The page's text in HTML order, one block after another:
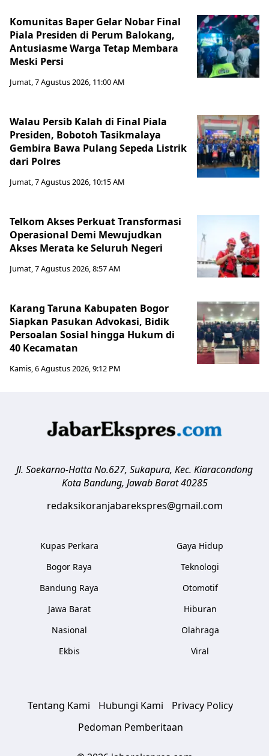
Komunitas Baper Gelar Nobar Final
Piala Presiden di Perum Balokang,
Antusiasme Warga Tetap Membara
Meski Persi
Jumat, 7 Agustus 2026, 11:00 AM
Walau Persib Kalah di Final Piala
Presiden, Bobotoh Tasikmalaya
Gembira Bawa Pulang Sepeda Listrik
dari Polres
Jumat, 7 Agustus 2026, 10:15 AM
Telkom Akses Perkuat Transformasi
Operasional Demi Mewujudkan
Akses Merata ke Seluruh Negeri
Jumat, 7 Agustus 2026, 8:57 AM
Karang Taruna Kabupaten Bogor
Siapkan Pasukan Advokasi, Bidik
Persoalan Sosial hingga Hukum di
40 Kecamatan
Kamis, 6 Agustus 2026, 9:12 PM
Jl. Soekarno-Hatta No.627, Sukapura, Kec. Kiaracondong
Kota Bandung, Jawab Barat 40285
redaksikoranjabarekspres@gmail.com
Kupas Perkara
Bogor Raya
Bandung Raya
Jawa Barat
Nasional
Ekbis
Gaya Hidup
Teknologi
Otomotif
Hiburan
Olahraga
Viral
Tentang Kami Hubungi Kami
Privacy Policy
Pedoman Pemberitaan